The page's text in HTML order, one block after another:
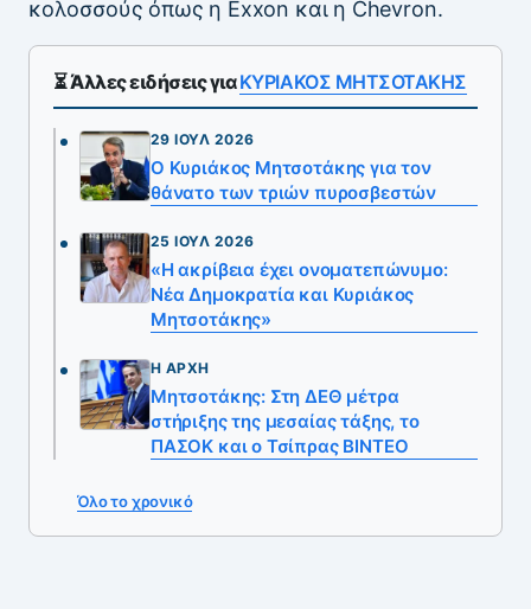
κολοσσούς όπως η Exxon και η Chevron.
⏳ Άλλες ειδήσεις γιαΚΥΡΙΑΚΟΣ ΜΗΤΣΟΤΑΚΗΣ
29 ΙΟΎΛ 2026
Ο Κυριάκος Μητσοτάκης για τον
θάνατο των τριών πυροσβεστών
25 ΙΟΎΛ 2026
«Η ακρίβεια έχει ονοματεπώνυμο:
Νέα Δημοκρατία και Κυριάκος
Μητσοτάκης»
Η ΑΡΧΉ
Μητσοτάκης: Στη ΔΕΘ μέτρα
στήριξης της μεσαίας τάξης, το
ΠΑΣΟΚ και ο Τσίπρας ΒΙΝΤΕΟ
Όλο το χρονικό